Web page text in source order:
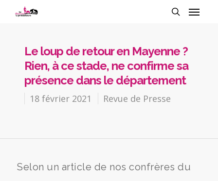
Le loup de retour en Mayenne ?
Rien, à ce stade, ne confirme sa
présence dans le département
18 février 2021 Revue de Presse
Selon un article de nos confrères du